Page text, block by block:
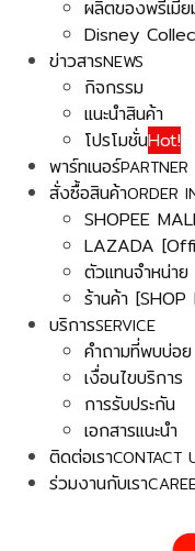
ผลิตของพรีเมี่
Disney
ข่าวสารNEWS
กิจกรรม
แนะนำสินค้า
โปรโมชั่นHot!
พาร์ทเนอร์PARTNER
สั่งซื้อสินค้าORDER
SHOPEE
LAZADA
ตัวแทนจำหน่า
ร้านค้า [SHOP
บริการSERVICE
คำถามที่พบบ่อ
เงื่อนไขบริการ
การรับประกัน
เอกสารแนะนำ
ติดต่อเราCONTACT
ร่วมงานกับเรา